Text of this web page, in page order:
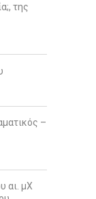
της
–
αι. μΧ